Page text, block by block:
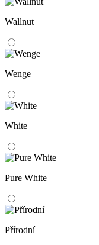
Wallnut
Wenge
White
Pure White
Přírodní